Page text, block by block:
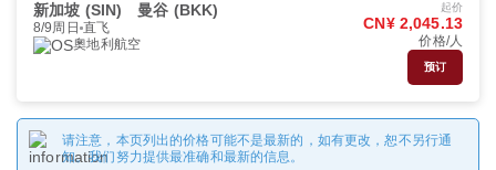
新加坡 (SIN) 曼谷 (BKK)
8/9周日 直飞
奧地利航空
起价
CN¥ 2,045.13
价格/人
预订
请注意，本页列出的价格可能不是最新的，如有更改，恕不另行通
知。我们努力提供最准确和最新的信息。